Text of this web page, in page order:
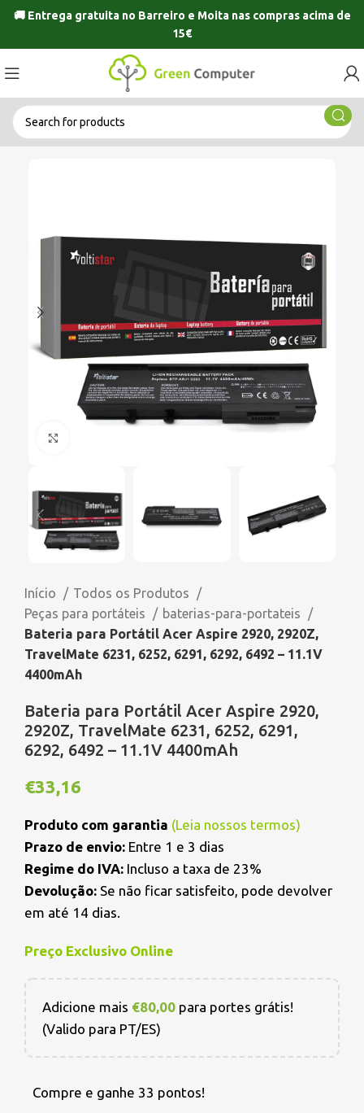
🚚 Entrega gratuita no Barreiro e Moitanas compras acima de
15€
Início
Todos os Produtos
Peças para portáteis
baterias-para-portateis
Bateria para Portátil Acer Aspire 2920, 2920Z,
TravelMate 6231, 6252, 6291, 6292, 6492 – 11.1V
4400mAh
Bateria para Portátil Acer Aspire 2920,
2920Z, TravelMate 6231, 6252, 6291,
6292, 6492 – 11.1V 4400mAh
€33,16
Produto com garantia (Leia nossos termos)
Prazo de envio: Entre 1 e 3 dias
Regime do IVA: Incluso a taxa de 23%
Devolução: Se não ficar satisfeito, pode devolver
em até 14 dias.
Preço Exclusivo Online
Adicione mais €80,00 para portes grátis!
(Valido para PT/ES)
Compre e ganhe 33 pontos!